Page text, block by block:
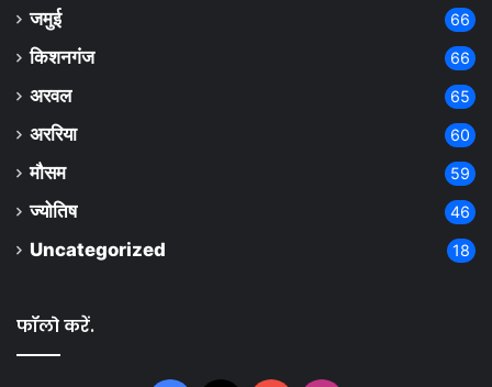
जमुई 66
किशनगंज 66
अरवल 65
अररिया 60
मौसम 59
ज्योतिष 46
Uncategorized 18
फॉलो करें.